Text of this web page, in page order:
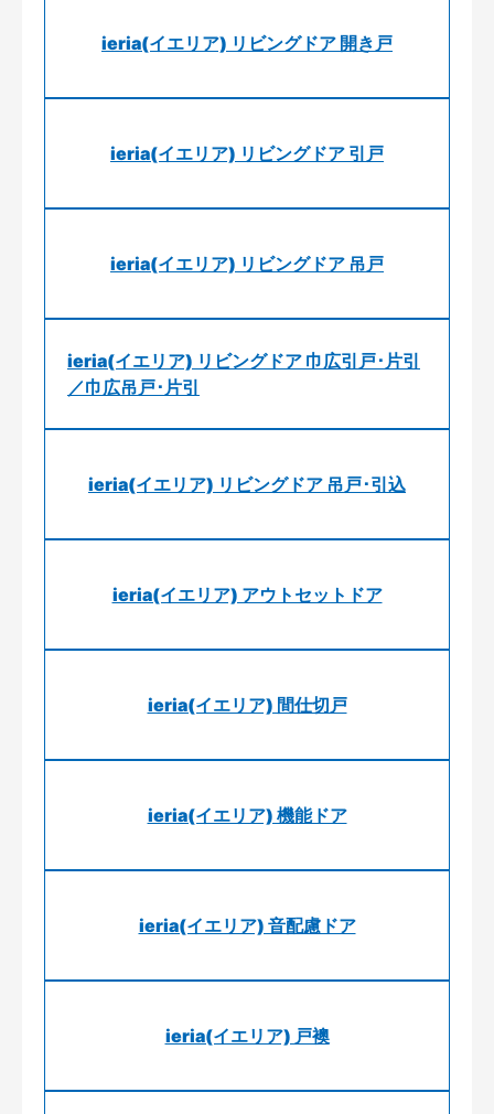
ieria(イエリア) リビングドア 開き戸
ieria(イエリア) リビングドア 引戸
ieria(イエリア) リビングドア 吊戸
ieria(イエリア) リビングドア 巾広引戸･片引
／巾広吊戸･片引
ieria(イエリア) リビングドア 吊戸･引込
ieria(イエリア) アウトセットドア
ieria(イエリア) 間仕切戸
ieria(イエリア) 機能ドア
ieria(イエリア) 音配慮ドア
ieria(イエリア) 戸襖